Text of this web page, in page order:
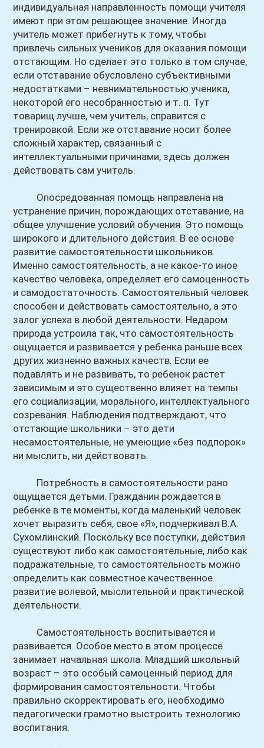
индивидуальная направленность помощи учителя
имеют при этом решающее значение. Иногда
учитель может прибегнуть к тому, чтобы
привлечь сильных учеников для оказания помощи
отстающим. Но сделает это только в том случае,
если отставание обусловлено субъективными
недостатками – невнимательностью ученика,
некоторой его несобранностью и т. п. Тут
товарищ лучше, чем учитель, справится с
тренировкой. Если же отставание носит более
сложный характер, связанный с
интеллектуальными причинами, здесь должен
действовать сам учитель.
Опосредованная помощь направлена на
устранение причин, порождающих отставание, на
общее улучшение условий обучения. Это помощь
широкого и длительного действия. В ее основе
развитие самостоятельности школьников.
Именно самостоятельность, а не какое-то иное
качество человека, определяет его самоценность
и самодостаточность. Самостоятельный человек
способен и действовать самостоятельно, а это
залог успеха в любой деятельности. Недаром
природа устроила так, что самостоятельность
ощущается и развивается у ребенка раньше всех
других жизненно важных качеств. Если ее
подавлять и не развивать, то ребенок растет
зависимым и это существенно влияет на темпы
его социализации, морального, интеллектуального
созревания. Наблюдения подтверждают, что
отстающие школьники – это дети
несамостоятельные, не умеющие «без подпорок»
ни мыслить, ни действовать.
Потребность в самостоятельности рано
ощущается детьми. Гражданин рождается в
ребенке в те моменты, когда маленький человек
хочет выразить себя, свое «Я», подчеркивал В.А.
Сухомлинский. Поскольку все поступки, действия
существуют либо как самостоятельные, либо как
подражательные, то самостоятельность можно
определить как совместное качественное
развитие волевой, мыслительной и практической
деятельности.
Самостоятельность воспитывается и
развивается. Особое место в этом процессе
занимает начальная школа. Младший школьный
возраст – это особый самоценный период для
формирования самостоятельности. Чтобы
правильно скорректировать его, необходимо
педагогически грамотно выстроить технологию
воспитания.